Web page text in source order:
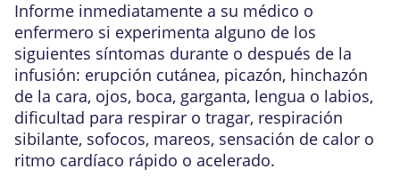
Informe inmediatamente a su médico o
enfermero si experimenta alguno de los
siguientes síntomas durante o después de la
infusión: erupción cutánea, picazón, hinchazón
de la cara, ojos, boca, garganta, lengua o labios,
dificultad para respirar o tragar, respiración
sibilante, sofocos, mareos, sensación de calor o
ritmo cardíaco rápido o acelerado.